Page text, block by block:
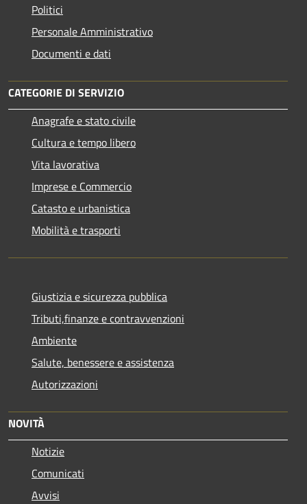
Politici
Personale Amministrativo
Documenti e dati
CATEGORIE DI SERVIZIO
Anagrafe e stato civile
Cultura e tempo libero
Vita lavorativa
Imprese e Commercio
Catasto e urbanistica
Mobilità e trasporti
Giustizia e sicurezza pubblica
Tributi,finanze e contravvenzioni
Ambiente
Salute, benessere e assistenza
Autorizzazioni
NOVITÀ
Notizie
Comunicati
Avvisi